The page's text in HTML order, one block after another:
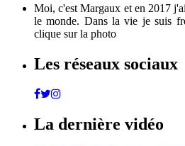
Moi, c'est Margaux et en 2017
le monde. Dans la vie je suis
clique sur la photo
Les réseaux sociaux
La dernière vidéo